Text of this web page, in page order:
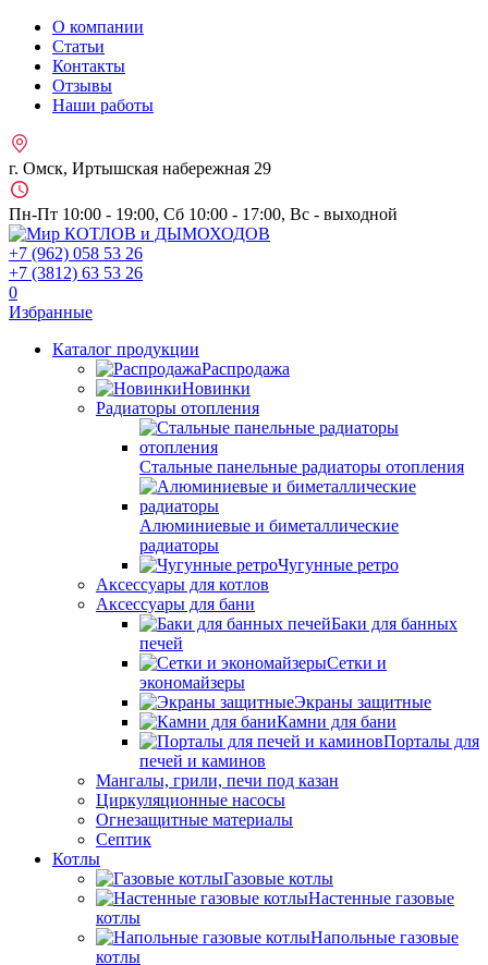
О компании
Статьи
Контакты
Отзывы
Наши работы
г. Омск, Иртышская набережная 29
Пн-Пт 10:00 - 19:00, Сб 10:00 - 17:00, Вс - выходной
+7 (962) 058 53 26
+7 (3812) 63 53 26
0
Избранные
Каталог продукции
Распродажа
Новинки
Радиаторы отопления
Стальные панельные радиаторы отопления
Алюминиевые и биметаллические
радиаторы
Чугунные ретро
Аксессуары для котлов
Аксессуары для бани
Баки для банных
печей
Сетки и
экономайзеры
Экраны защитные
Камни для бани
Порталы для
печей и каминов
Мангалы, грили, печи под казан
Циркуляционные насосы
Огнезащитные материалы
Септик
Котлы
Газовые котлы
Настенные газовые
котлы
Напольные газовые
котлы